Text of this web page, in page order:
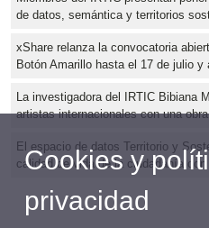
de datos, semántica y territorios
xShare relanza la convocatoria
Botón Amarillo hasta el 17 de julio
La investigadora del IRTIC Bibiana
artistas internacionales con una
El espacio de datos Territorio y
calidad de vida de la ciudadanía
Cookies y
privacidad